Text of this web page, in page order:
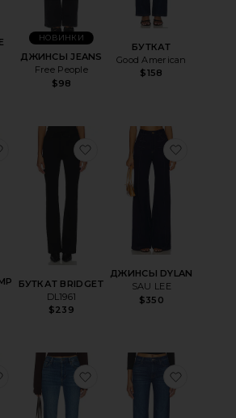
Sale price:
Previous price:
ДЖИНСЫ JEANS
Free People
$98
НОВИНКИ
БУТКАТ
Good American
$158
TROUSERS
избранноеДЖИНСЫ HUSTLER SKIMP
БУТКАТ BRIDGET
DL1961
$239
избранноеБУТКАТ
ДЖИНСЫ DYLAN
SAU LEE
$350
избранноеДЖИНСЫ LIL FRAY
избранноеБУТКАТ